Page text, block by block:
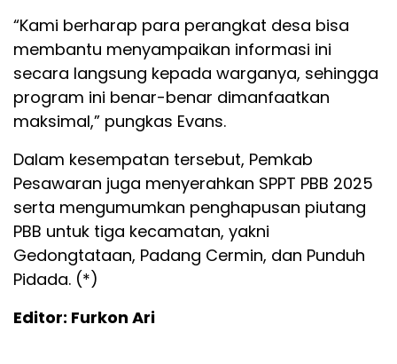
“Kami berharap para perangkat desa bisa
membantu menyampaikan informasi ini
secara langsung kepada warganya, sehingga
program ini benar-benar dimanfaatkan
maksimal,” pungkas Evans.
Dalam kesempatan tersebut, Pemkab
Pesawaran juga menyerahkan SPPT PBB 2025
serta mengumumkan penghapusan piutang
PBB untuk tiga kecamatan, yakni
Gedongtataan, Padang Cermin, dan Punduh
Pidada. (*)
Editor: Furkon Ari